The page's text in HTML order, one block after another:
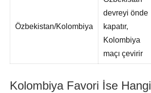
Özbekistan/Kolombiya
devreyi önde
kapatır,
Kolombiya
maçı çevirir
Kolombiya Favori İse Hangi